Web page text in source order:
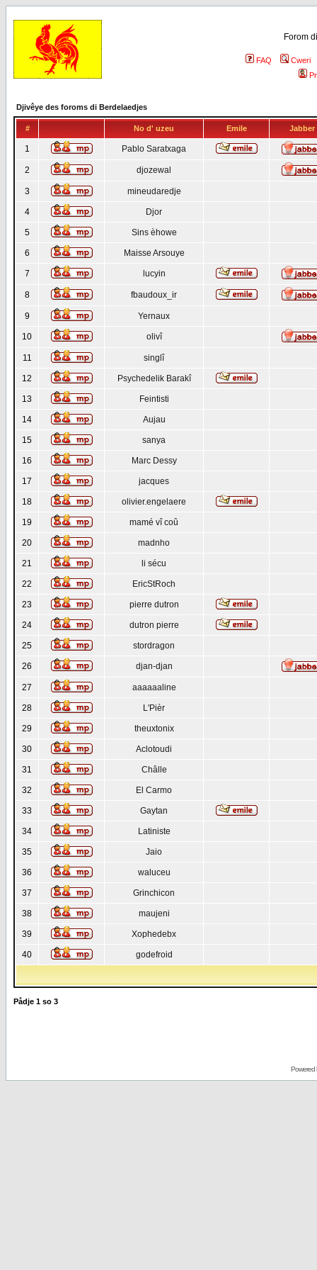
Forom
FAQ
Cweri
Djivêye des foroms di Berdelaedjes
# No d' uzeu Emile Jabber
1 Pablo Saratxaga
2 djozewal
3 mineudaredje
4 Djor
5 Sins èhowe
6 Maisse Arsouye
7 lucyin
8 fbaudoux_ir
9 Yernaux
10 olivî
11 singlî
12 Psychedelik Barakî
13 Feintisti
14 Aujau
15 sanya
16 Marc Dessy
17 jacques
18 olivier.engelaere
19 mamé vî coû
20 madnho
21 li sécu
22 EricStRoch
23 pierre dutron
24 dutron pierre
25 stordragon
26 djan-djan
27 aaaaaaline
28 L'Pièr
29 theuxtonix
30 Aclotoudi
31 Châlle
32 El Carmo
33 Gaytan
34 Latiniste
35 Jaio
36 waluceu
37 Grinchicon
38 maujeni
39 Xophedebx
40 godefroid
Pådje 1 so 3
Powered